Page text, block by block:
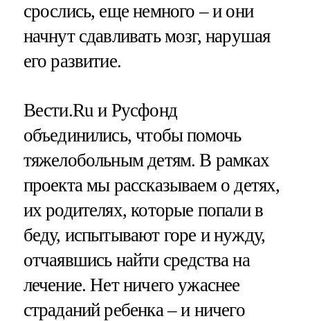
срослись, еще немного – и они
начнут сдавливать мозг, нарушая
его развитие.
Вести.Ru и Русфонд
объединились, чтобы помочь
тяжелобольным детям. В рамках
проекта мы рассказываем о детях,
их родителях, которые попали в
беду, испытывают горе и нужду,
отчаявшись найти средства на
лечение. Нет ничего ужаснее
страданий ребенка – и ничего